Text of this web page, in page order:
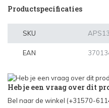
Productspecificaties
SKU
EAN
Heb je een vraag over dit
Bel naar de winkel (+31570-